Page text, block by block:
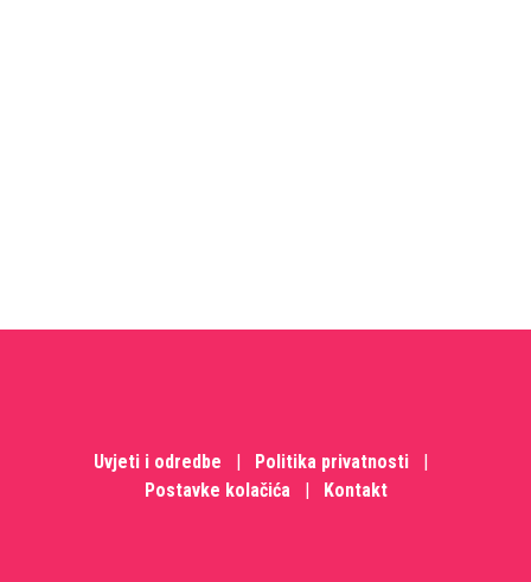
Uvjeti i odredbe | Politika privatnosti
|
Postavke kolačića
| Kontakt